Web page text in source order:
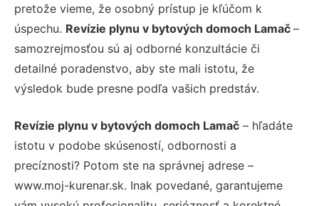
pretože vieme, že osobný prístup je kľúčom k
úspechu. Revízie plynu v bytových domoch Lamač –
samozrejmosťou sú aj odborné konzultácie či
detailné poradenstvo, aby ste mali istotu, že
výsledok bude presne podľa vašich predstáv.
Revízie plynu v bytových domoch Lamač – hľadáte
istotu v podobe skúseností, odbornosti a
precíznosti? Potom ste na správnej adrese –
www.moj-kurenar.sk. Inak povedané, garantujeme